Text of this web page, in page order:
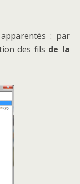
: par
des fils de la